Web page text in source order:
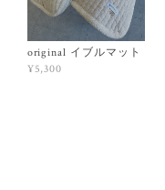
original イブルマット
¥5,300